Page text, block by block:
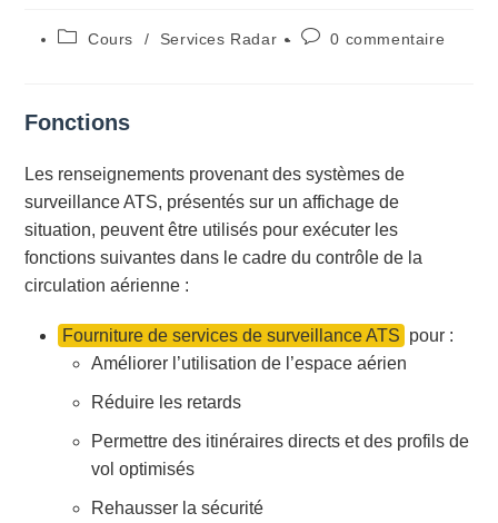
PostCours / Services Radar
Commentaires
0 commentaire
Fonctions
Les renseignements provenant des systèmes de
surveillance ATS, présentés sur un affichage de
situation, peuvent être utilisés pour exécuter les
fonctions suivantes dans le cadre du contrôle de la
circulation aérienne :
Fourniture de services de surveillance ATS pour :
Améliorer l’utilisation de l’espace aérien
Réduire les retards
Permettre des itinéraires directs et des profils de
vol optimisés
Rehausser la sécurité